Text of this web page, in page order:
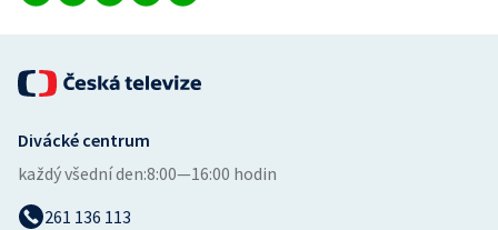
Divácké centrum
každý všední den:8:00—16:00 hodin
261 136 113